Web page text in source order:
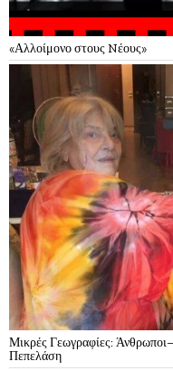
«Αλλοίμονο στους Nέους»
Μικρές Γεωγραφίες:
Πεπελάση